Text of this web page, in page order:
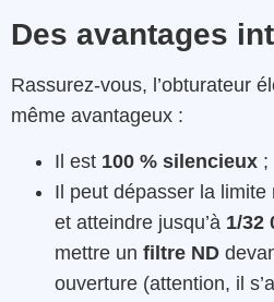
Des avantages
Rassurez-vous, l’obturateur
même avantageux :
Il est 100 % silencieux ;
Il peut dépasser la
et atteindre jusqu’à 1/32
mettre un filtre ND
ouverture (attention, il